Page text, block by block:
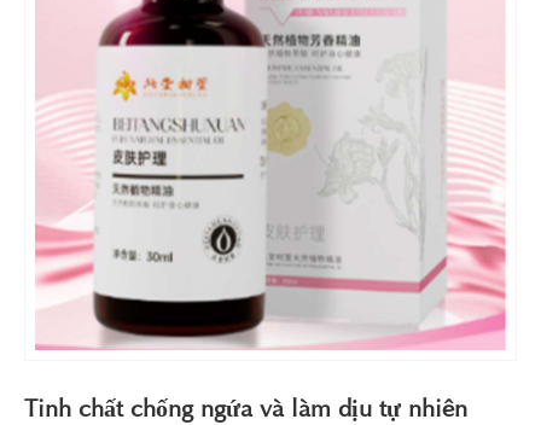
Tinh chất chống ngứa và làm dịu tự nhiên